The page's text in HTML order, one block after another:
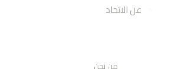
عن الاتحاد
من نحن